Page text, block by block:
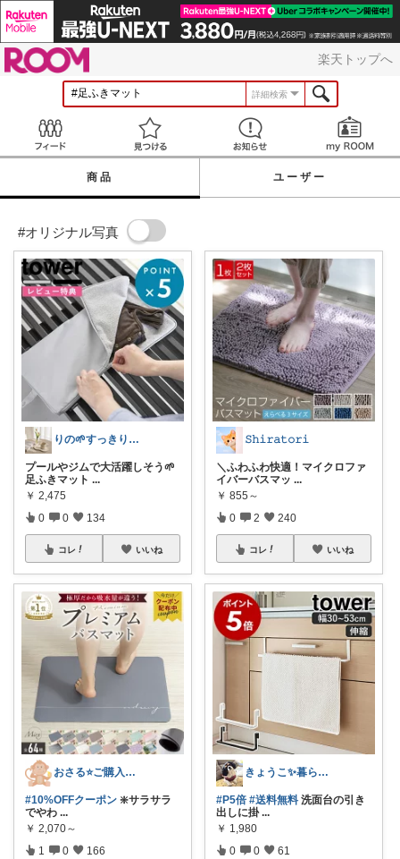
楽天トップへ
詳細検索
見つける お知らせ
商品 ユーザー
#オリジナル写真
りの🌱すっきり×お気に入りの暮らし
プールやジムで大活躍しそう🌱
足ふきマット ...
￥ 2,475
0 0 134
コレ いいね
おさる⭐ご購入感謝🐹
#10%OFFクーポン ❇️サラサラ
でやわ ...
￥ 2,070～
1 0 166
𝚂𝚑𝚒𝚛𝚊𝚝𝚘𝚛𝚒
＼ふわふわ快適！マイクロファ
イバーバスマッ ...
￥ 855～
0 2 240
コレ いいね
きょうこ✨暮らしをちょっと便利に✨
#P5倍 #送料無料 洗面台の引き
出しに掛 ...
￥ 1,980
0 0 61